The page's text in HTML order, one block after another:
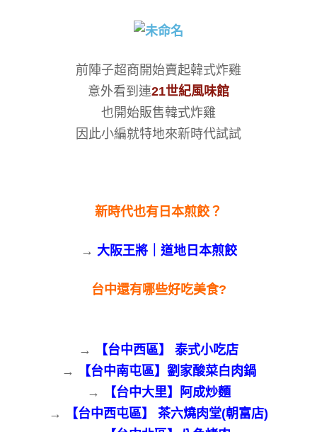
前陣子超商開始賣起韓式炸雞
意外看到連21世紀風味館
也開始販售韓式炸雞
因此小編就特地來新時代試試
新時代也有日本煎餃？
→ 大阪王將｜道地日本煎餃
台中還有哪些好吃美食?
→
【台中西區】 泰式小吃店
→
【台中南屯區】劉家酸菜白肉鍋
→
【台中大里】阿成炒麵
→
【台中西屯區】 茶六燒肉堂(朝富店)